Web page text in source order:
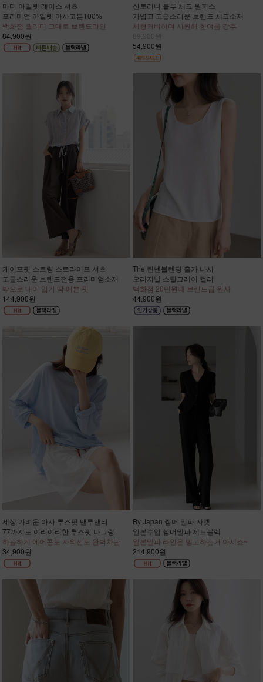
마더 아일렛 레이스 셔츠
프리미엄 아일렛 아사코튼100%
백화점 퀄리티 그대로 브랜드라인
84,900원
산토리니 블루 체크 원피스
가볍고 고급스러운 브랜드 체크소재
체형커버하며 시원해 한여름 강추
54,900원
케이프핏 스트링 스트라이프 셔츠
고급스러운 브랜드전용 프리미엄소재
밖으로 내어 입기 딱 예쁜 핏
144,900원
The 린넨블렌딩 홀가 나시
오리지널 스틸그레이 컬러
백화점 20만원대 브랜드급 원사
44,900원
세상 가벼운 아사 루즈핏 맨투맨티
77까지도 여리여리한 루즈핏 나그랑
하늘하게 에어콘도 자외선도 완벽차단
34,900원
By Japan 썸머 밀파 자켓
일본수입 썸머밀파 제트블랙
일본밀파 라인은 믿고하는거 아시죠~
214,900원